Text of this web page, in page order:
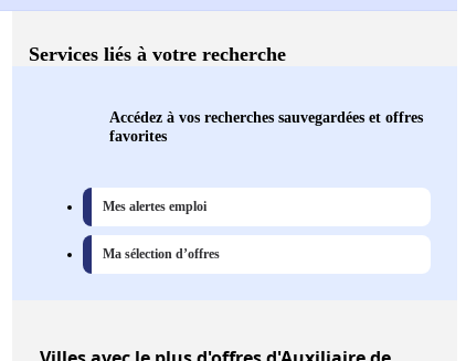
Services liés à votre recherche
Accédez à vos recherches sauvegardées et offres
favorites
Mes alertes emploi
Ma sélection d’offres